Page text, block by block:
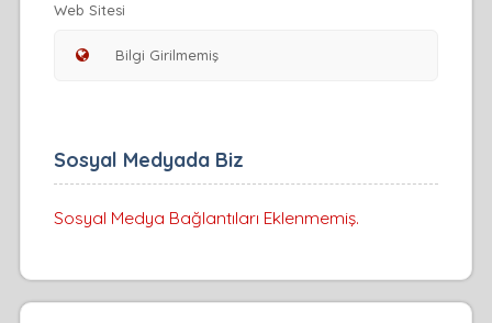
Web Sitesi
Sosyal Medyada Biz
Sosyal Medya Bağlantıları Eklenmemiş.